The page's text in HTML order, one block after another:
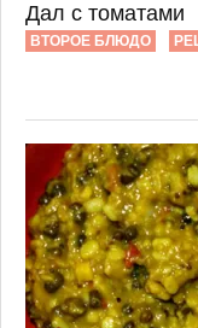
Дал с томатами
ВТОРОЕ БЛЮДО